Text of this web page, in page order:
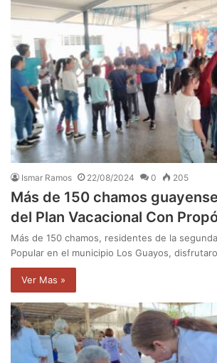
Ismar Ramos 22/08/2024 0 205
Más de 150 chamos
del Plan Vacacional Con
Más de 150 chamos, residentes de la
Popular en el municipio Los Guayos,
Ver Mas »